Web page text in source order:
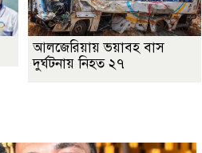
আলজেরিয়ায় ভয়াবহ বাস
দুর্ঘটনায় নিহত ২৭